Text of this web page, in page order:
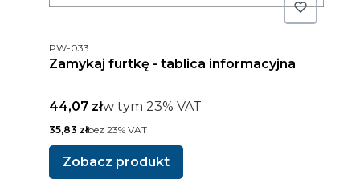
Kod produktu
PW-033
Zamykaj furtkę - tablica informacyjna
Cena brutto
44,07 złw tym %s VAT
w tym 23% VAT
Cena netto
35,83 złbez 23% VAT
Zobacz produkt